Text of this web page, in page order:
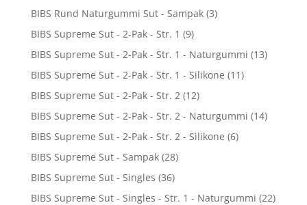
BIBS Rund Naturgummi Sut - Sampak (3)
BIBS Supreme Sut - 2-Pak - Str. 1 (9)
BIBS Supreme Sut - 2-Pak - Str. 1 - Naturgummi (13)
BIBS Supreme Sut - 2-Pak - Str. 1 - Silikone (11)
BIBS Supreme Sut - 2-Pak - Str. 2 (12)
BIBS Supreme Sut - 2-Pak - Str. 2 - Naturgummi (14)
BIBS Supreme Sut - 2-Pak - Str. 2 - Silikone (6)
BIBS Supreme Sut - Sampak (28)
BIBS Supreme Sut - Singles (36)
BIBS Supreme Sut - Singles - Str. 1 - Naturgummi (22)